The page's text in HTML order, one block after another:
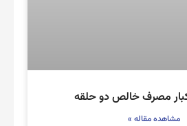
مصرف خالص دو حلقه
مشاهده مقاله »